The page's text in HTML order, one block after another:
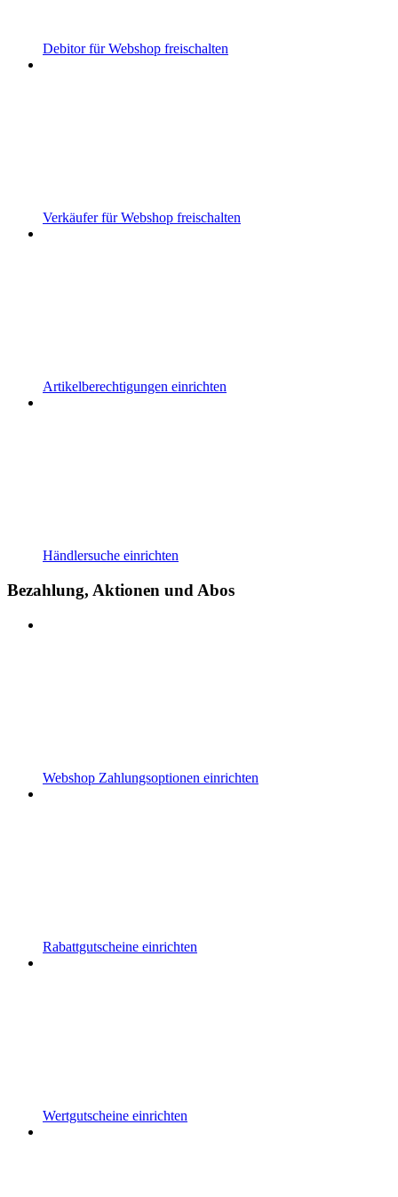
Debitor für Webshop freischalten
Verkäufer für Webshop freischalten
Artikelberechtigungen einrichten
Händlersuche einrichten
Bezahlung, Aktionen und Abos
Webshop Zahlungsoptionen einrichten
Rabattgutscheine einrichten
Wertgutscheine einrichten